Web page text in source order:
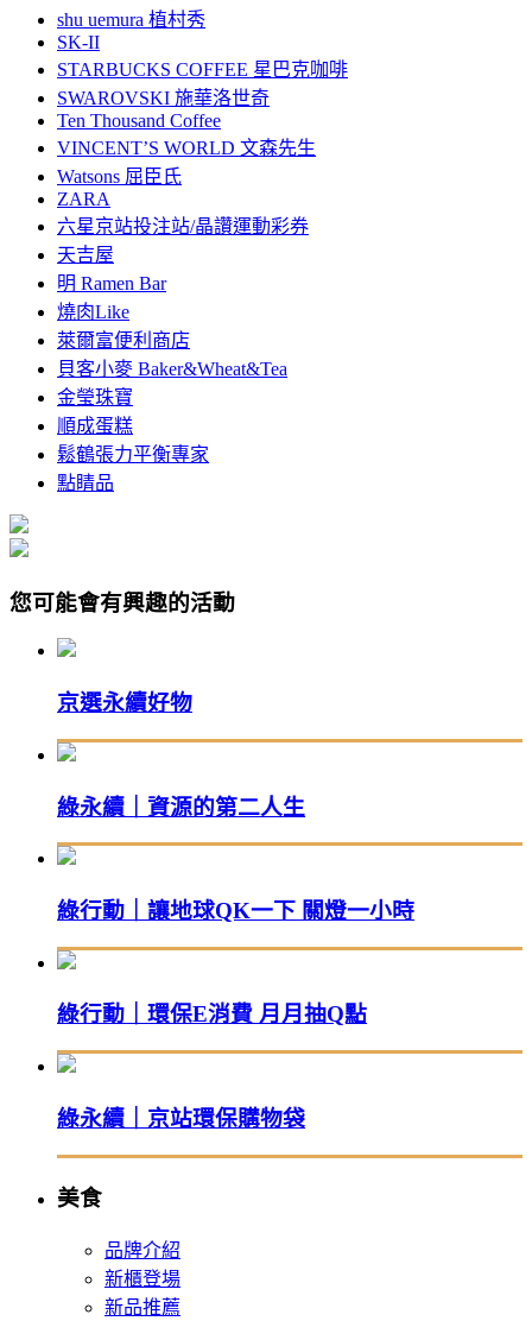
shu uemura 植村秀
SK-II
STARBUCKS COFFEE 星巴克咖啡
SWAROVSKI 施華洛世奇
Ten Thousand Coffee
VINCENT’S WORLD 文森先生
Watsons 屈臣氏
ZARA
六星京站投注站/晶讚運動彩券
天吉屋
明 Ramen Bar
燒肉Like
萊爾富便利商店
貝客小麥 Baker&Wheat&Tea
金瑩珠寶
順成蛋糕
鬆鶴張力平衡專家
點睛品
您可能會有興趣的活動
京選永續好物
綠永續｜資源的第二人生
綠行動｜讓地球QK一下 關燈一小時
綠行動｜環保E消費 月月抽Q點
綠永續｜京站環保購物袋
美食
品牌介紹
新櫃登場
新品推薦